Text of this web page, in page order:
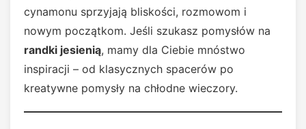
cynamonu sprzyjają bliskości, rozmowom i
nowym początkom. Jeśli szukasz pomysłów na
randki jesienią, mamy dla Ciebie mnóstwo
inspiracji – od klasycznych spacerów po
kreatywne pomysły na chłodne wieczory.